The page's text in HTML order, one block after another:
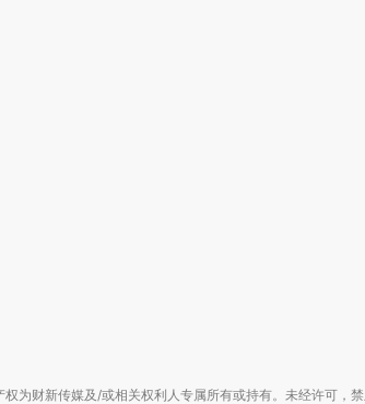
为财新传媒及/或相关权利人专属所有或持有。未经许可，